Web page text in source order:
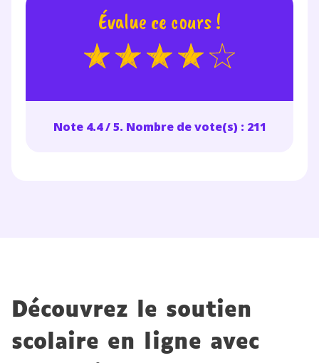
Évalue ce cours !
Note 4.4 / 5. Nombre de vote(s) : 211
Découvrez le soutien
scolaire en ligne avec